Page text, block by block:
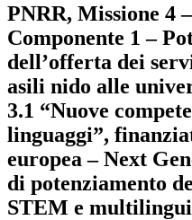
PNRR, Missione 4
Componente 1 –
dell’offerta dei
asili nido alle
3.1 “Nuove
linguaggi”,
europea – Next
di potenziamento
STEM e